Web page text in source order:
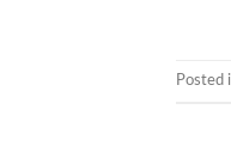
Posted